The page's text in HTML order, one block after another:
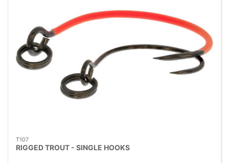
T107
RIGGED TROUT - SINGLE HOOKS